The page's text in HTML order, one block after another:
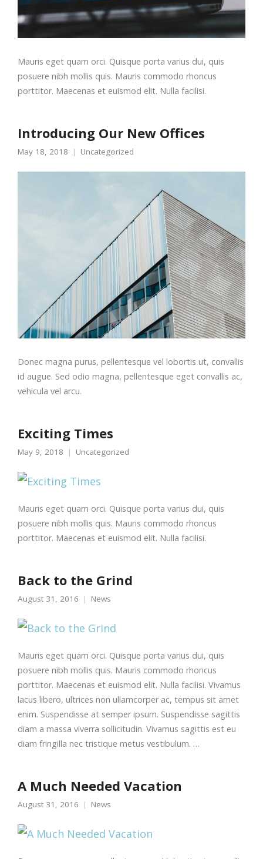
Mauris eget quam orci. Quisque porta varius dui, quis
posuere nibh mollis quis. Mauris commodo rhoncus
porttitor. Maecenas et euismod elit. Nulla facilisi.
Introducing Our New Offices
May 18, 2018 Uncategorized
Donec magna purus, pellentesque vel lobortis ut, convallis
id augue. Sed odio magna, pellentesque eget convallis ac,
vehicula vel arcu.
Exciting Times
May 9, 2018 Uncategorized
Mauris eget quam orci. Quisque porta varius dui, quis
posuere nibh mollis quis. Mauris commodo rhoncus
porttitor. Maecenas et euismod elit. Nulla facilisi.
Back to the Grind
August 31, 2016 News
Mauris eget quam orci. Quisque porta varius dui, quis
posuere nibh mollis quis. Mauris commodo rhoncus
porttitor. Maecenas et euismod elit. Nulla facilisi. Vivamus
lacus libero, ultrices non ullamcorper ac, tempus sit amet
enim. Suspendisse at semper ipsum. Suspendisse sagittis
diam a massa viverra sollicitudin. Vivamus sagittis est eu
diam fringilla nec tristique metus vestibulum. …
A Much Needed Vacation
August 31, 2016 News